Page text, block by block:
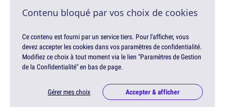
Contenu bloqué par vos choix de cookies
Ce contenu est fourni par un service tiers. Pour l'afficher, vous
devez accepter les cookies dans vos paramètres de confidentialité.
Modifiez ce choix à tout moment via le lien "Paramètres de Gestion
de la Confidentialité" en bas de page.
Gérer mes choix Accepter & afficher